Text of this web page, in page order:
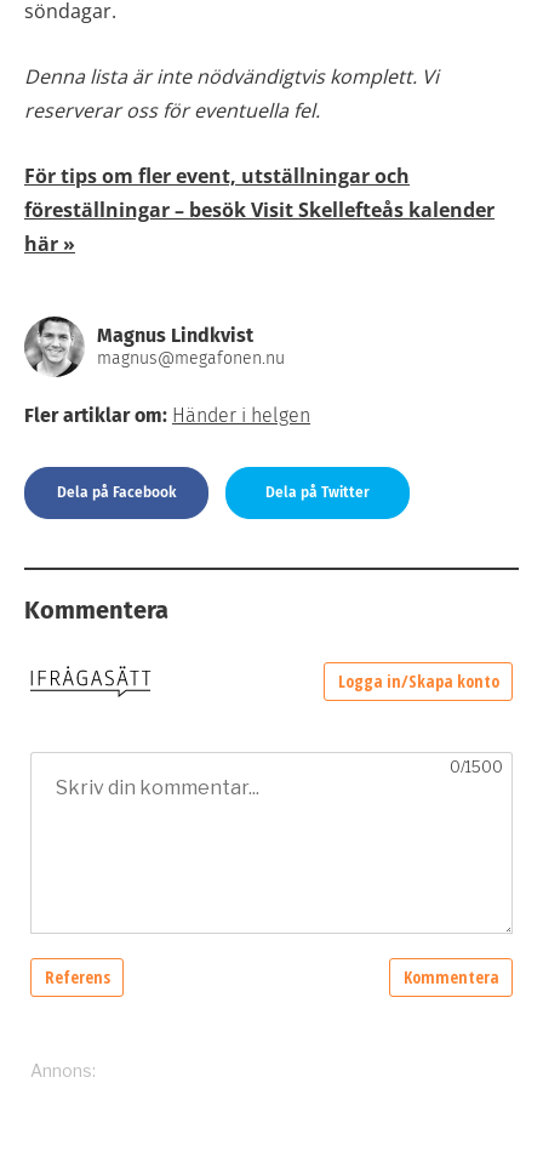
söndagar.
Denna lista är inte nödvändigtvis komplett. Vi
reserverar oss för eventuella fel.
För tips om fler event, utställningar och
föreställningar – besök Visit Skellefteås kalender
här »
Magnus Lindkvist
magnus@megafonen.nu
Fler artiklar om: Händer i helgen
Dela på Facebook Dela på Twitter
Kommentera